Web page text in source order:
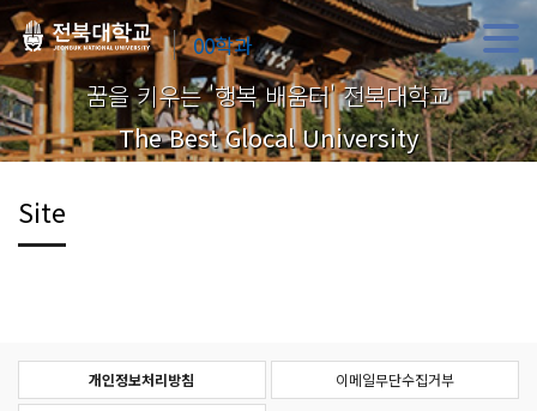
00학과
꿈을 키우는 '행복 배움터' 전북대학교
The Best Glocal University
Site
개인정보처리방침 이메일무단수집거부